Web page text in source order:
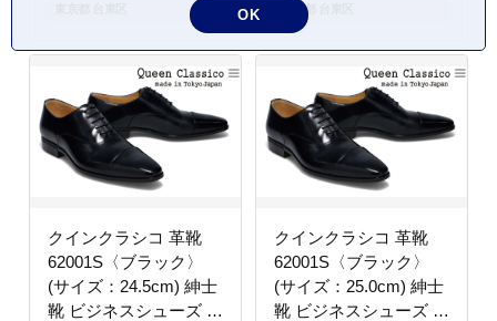
東京都 台東区
クインクラシコ 革靴
62001S〈ブラック〉
(サイズ：24.5cm) 紳士
靴 ビジネスシューズ ス
クインクラシコ 革靴
62001S〈ブラック〉
(サイズ：25.0cm) 紳士
靴 ビジネスシューズ ス
OK